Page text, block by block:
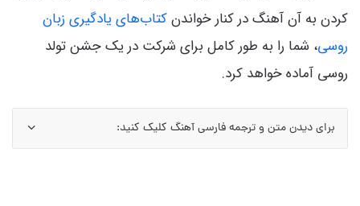
کردن به آن آهنگ در کنار خواندنکتاب‌های یادگیری زبان
روسی، شما را به طور کامل برای شرکت در یک جشن تولد
روسی آماده خواهد کرد.
برای دیدن متن و ترجمه فارسی آهنگ کلیک کنید: